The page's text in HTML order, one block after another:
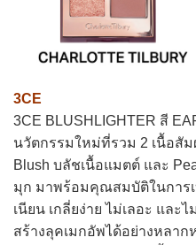
3CE
3CE BLUSHLIGHTER สี
นวัตกรรมใหม่ที่รวม 2 เนื้อสัม
Blush บลัชเนื้อแมตต์ และ
มุก มาพร้อมคุณสมบัติในการ
เนียน เกลี่ยง่าย ไม่เลอะ และ
สร้างลุคเมกอัพได้อย่างหลา